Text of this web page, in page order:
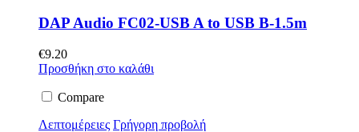
DAP Audio FC02-USB A to USB B-1.5m
€9.20
Προσθήκη στο καλάθι
Compare
Λεπτομέρειες Γρήγορη προβολή